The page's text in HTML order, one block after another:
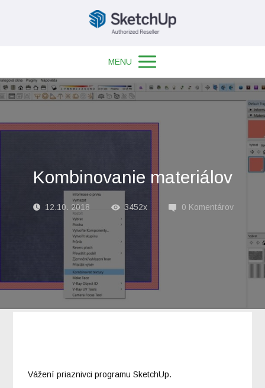
MENU
Kombinovanie materiálov
12.10. 2018 3452x 0 Komentárov
Vážení priaznivci programu SketchUp.